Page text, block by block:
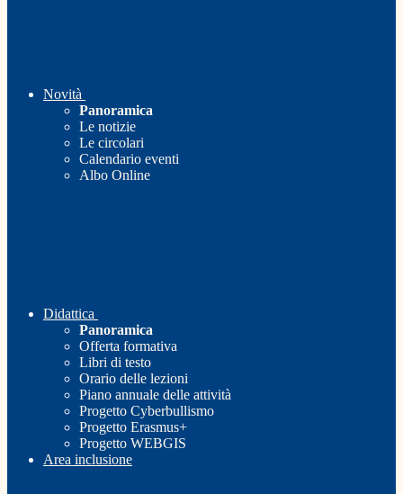
Novità
Panoramica
Le notizie
Le circolari
Calendario eventi
Albo Online
Didattica
Panoramica
Offerta formativa
Libri di testo
Orario delle lezioni
Piano annuale delle attività
Progetto Cyberbullismo
Progetto Erasmus+
Progetto WEBGIS
Area inclusione